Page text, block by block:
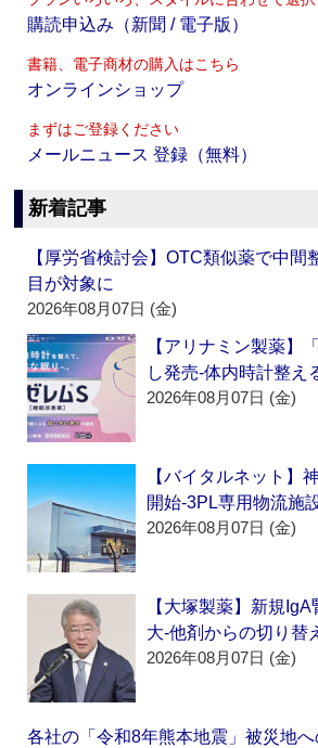
購読申込み（新聞 / 電子版）
書籍、電子商材の購入はこちら
オンラインショップ
まずはご登録ください
メールニュース 登録（無料）
新着記事
【厚労省検討会】OTC類似薬で中間
目が対象に
2026年08月07日 (金)
【アリナミン製薬】
し発売‐体内時計整え
2026年08月07日 (金)
【バイタルネット】
開始‐3PL専用物流施
2026年08月07日 (金)
【大塚製薬】新規
大‐他剤からの切り替
2026年08月07日 (金)
各社の「令和8年熊本地震」被災地へ